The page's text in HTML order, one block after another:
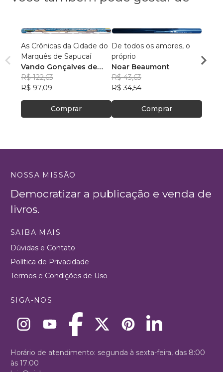
As Crônicas da Cidade do
Marquês de Sapucaí
Vando Gonçalves de
Araújo
R$ 122,63
R$ 97,09
Comprar
De todos os amores, o
próprio
Noar Beaumont
R$ 43,63
R$ 34,54
Comprar
NOSSA MISSÃO
Democratizar a publicação e venda de
livros.
SAIBA MAIS
Dúvidas e Contato
Política de Privacidade
Termos e Condições de Uso
SIGA-NOS
Horário de atendimento: segunda à sexta-feira, das 8:00
às 17:00